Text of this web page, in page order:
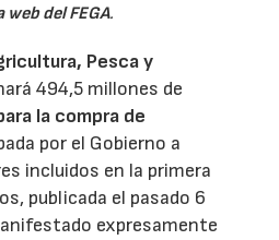
web del FEGA.
Pesca y
494,5 millones de
la compra de
por el Gobierno a
incluidos en la primera
publicada el pasado 6
expresamente